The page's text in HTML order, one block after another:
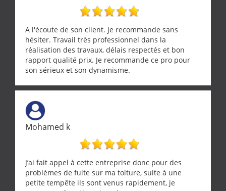
A l'écoute de son client. Je recommande sans
hésiter. Travail très professionnel dans la
réalisation des travaux, délais respectés et bon
rapport qualité prix. Je recommande ce pro pour
son sérieux et son dynamisme.
Mohamed k
J’ai fait appel à cette entreprise donc pour des
problèmes de fuite sur ma toiture, suite à une
petite tempête ils sont venus rapidement, je